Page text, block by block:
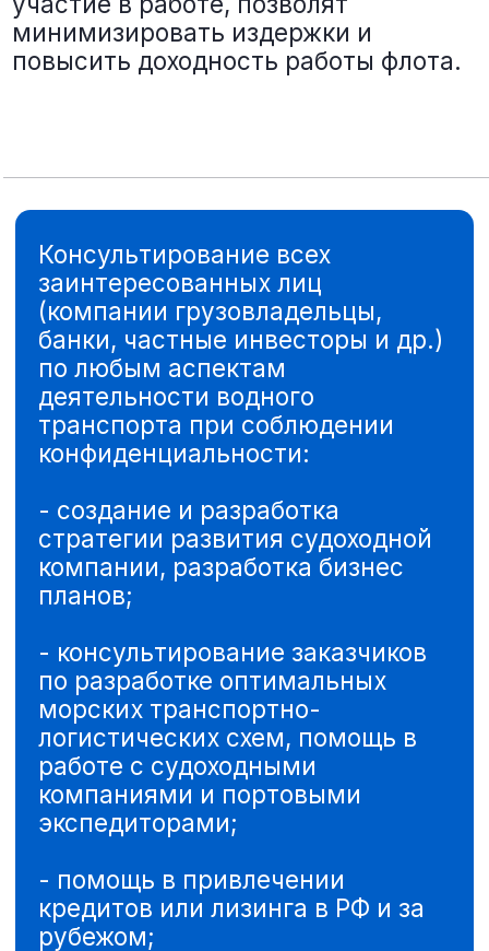
КОНТАКТЫ
СВЯЗАТЬСЯ
МОСКВА
ТЕМРЮК
г. Москва, вн. тер.
Муниципальный округ
Донской, ш. Варшавское, д. 1,
строение 1-2, офис В412
353501, г.Темрюк,
Анапское шоссе 3
+7 (930) 959-72-13
nst@nstport.ru
НОВОРОССИЙСК
353900,
Краснодарский край,
г. Новороссийск,
ул. Губернского, д.30
+7 (499) 455 03 74
ams@nstport.ru